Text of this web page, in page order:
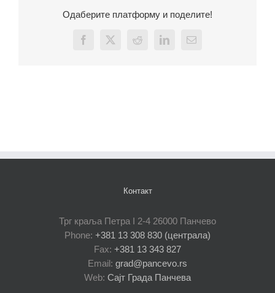
Одаберите платформу и поделите!
Facebook
X Reddit LinkedInEmail
Контакт
Трг краља Петра I 2-4 26000 Панчево
Phone: +381 13 308 830 (централа)
Fax: +381 13 343 827
Email: grad@pancevo.rs
Web: Сајт Града Панчева